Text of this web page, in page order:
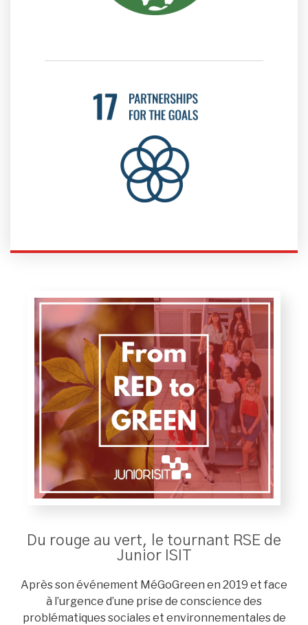
Du rouge au vert, le tournant RSE de
Junior ISIT
Après son événement MéGoGreen en 2019 et face
à l’urgence d’une prise de conscience des
problématiques sociales et environnementales de